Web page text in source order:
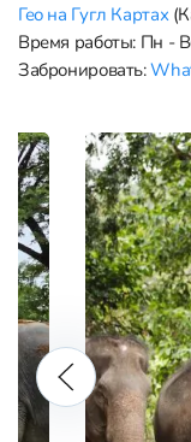
Гео на Гугл Картах
Время работы: Пн -
Забронировать: